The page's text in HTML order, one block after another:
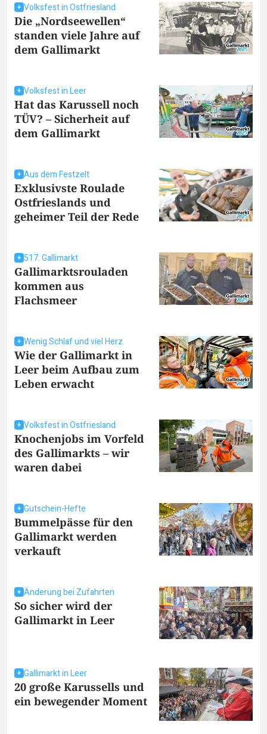
Volksfest in Ostfriesland
Die „Nordseewellen“
standen viele Jahre auf
dem Gallimarkt
Volksfest in Leer
Hat das Karussell noch
TÜV? – Sicherheit auf
dem Gallimarkt
Aus dem Festzelt
Exklusivste Roulade
Ostfrieslands und
geheimer Teil der Rede
517. Gallimarkt
Gallimarktsrouladen
kommen aus
Flachsmeer
Wenig Schlaf und viel Herz
Wie der Gallimarkt in
Leer beim Aufbau zum
Leben erwacht
Volksfest in Ostfriesland
Knochenjobs im Vorfeld
des Gallimarkts – wir
waren dabei
Gutschein-Hefte
Bummelpässe für den
Gallimarkt werden
verkauft
Änderung bei Zufahrten
So sicher wird der
Gallimarkt in Leer
Gallimarkt in Leer
20 große Karussells und
ein bewegender Moment